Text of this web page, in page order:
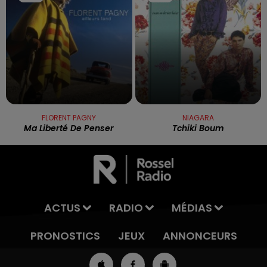
FLORENT PAGNY
Ma Liberté De Penser
NIAGARA
Tchiki Boum
ACTUS RADIO
MÉDIAS
PRONOSTICS
JEUX ANNONCEURS